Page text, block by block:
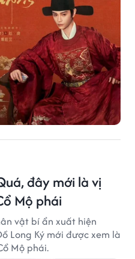
đây mới là vị
Mộ phái
vật bí ẩn xuất hiện
Long Ký mới được xem là
Mộ phái.